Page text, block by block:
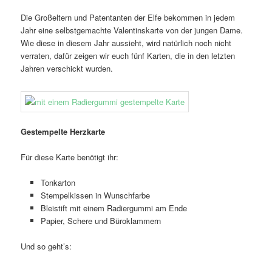
Die Großeltern und Patentanten der Elfe bekommen in jedem
Jahr eine selbstgemachte Valentinskarte von der jungen Dame.
Wie diese in diesem Jahr aussieht, wird natürlich noch nicht
verraten, dafür zeigen wir euch fünf Karten, die in den letzten
Jahren verschickt wurden.
Gestempelte Herzkarte
Für diese Karte benötigt ihr:
Tonkarton
Stempelkissen in Wunschfarbe
Bleistift mit einem Radiergummi am Ende
Papier, Schere und Büroklammern
Und so geht’s: